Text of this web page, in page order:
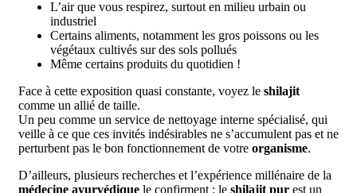
L’air que vous respirez, surtout en milieu urbain ou
industriel
Certains aliments, notamment les gros poissons ou les
végétaux cultivés sur des sols pollués
Même certains produits du quotidien !
Face à cette exposition quasi constante, voyez le shilajit
comme un allié de taille.
Un peu comme un service de nettoyage interne spécialisé, qui
veille à ce que ces invités indésirables ne s’accumulent pas et ne
perturbent pas le bon fonctionnement de votre organisme.
D’ailleurs, plusieurs recherches et l’expérience millénaire de la
médecine ayurvédique le confirment : le shilajit pur est un